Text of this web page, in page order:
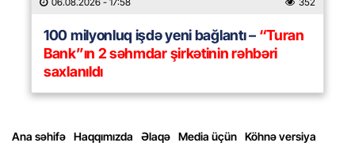
100 milyonluq işdə yeni bağlantı –“Turan
Bank”ın 2 səhmdar şirkətinin rəhbəri
saxlanıldı
Ana səhifə Haqqımızda Əlaqə Media üçün Köhnə versiya